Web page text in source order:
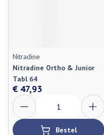
Nitradine
Nitradine Ortho & Junior
Tabl 64
€ 47,93
Aantal
Bestel